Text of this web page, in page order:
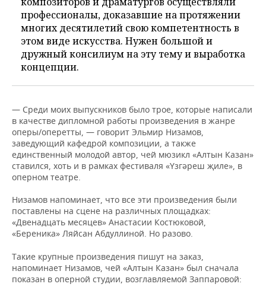
профессионалы, доказавшие на протяжении
многих десятилетий свою компетентность в
этом виде искусства. Нужен большой и
дружный консилиум на эту тему и выработка
концепции.
— Среди моих выпускников было трое, которые написали
в качестве дипломной работы произведения в жанре
оперы/оперетты, — говорит Эльмир Низамов,
заведующий кафедрой композиции, а также
единственный молодой автор, чей мюзикл «Алтын Казан»
ставился, хоть и в рамках фестиваля «Үзгәреш җиле», в
оперном театре.
Низамов напоминает, что все эти произведения были
поставлены на сцене на различных площадках:
«Двенадцать месяцев» Анастасии Костюковой,
«Береника» Ляйсан Абдуллиной. Но разово.
Такие крупные произведения пишут на заказ,
напоминает Низамов, чей «Алтын Казан» был сначала
показан в оперной студии, возглавляемой Заппаровой: